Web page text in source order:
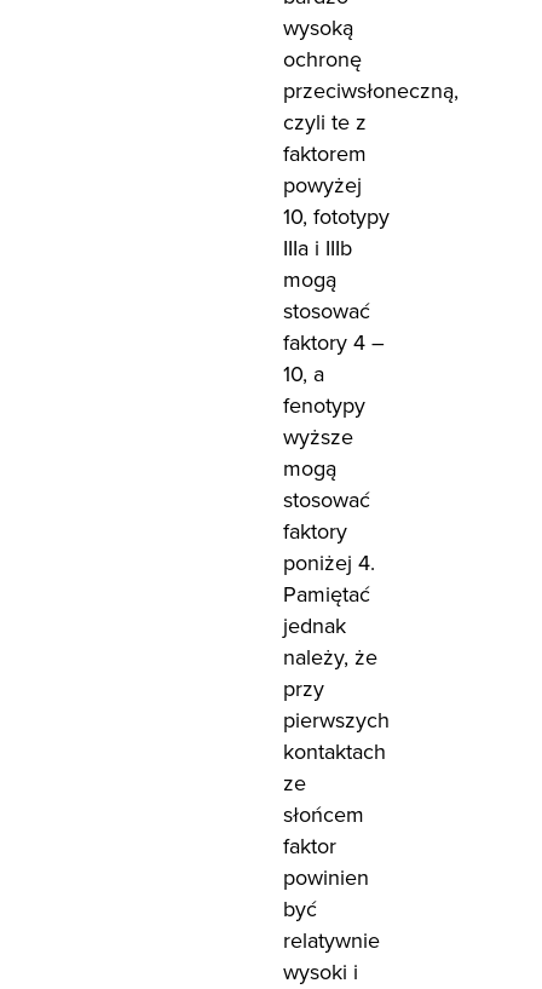
wysoką
ochronę
przeciwsłoneczną,
czyli te z
faktorem
powyżej
10, fototypy
IIIa i IIIb
mogą
stosować
faktory 4 –
10, a
fenotypy
wyższe
mogą
stosować
faktory
poniżej 4.
Pamiętać
jednak
należy, że
przy
pierwszych
kontaktach
ze
słońcem
faktor
powinien
być
relatywnie
wysoki i